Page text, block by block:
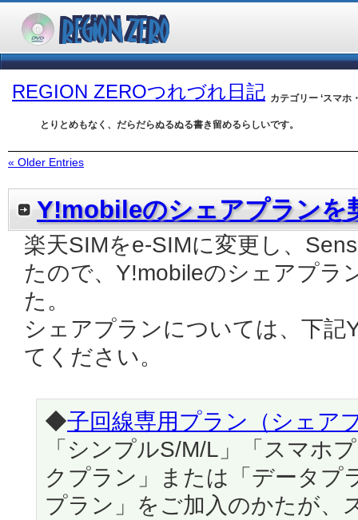
REGION ZEROつれづれ日記 カテゴリー ‘スマホ
とりとめもなく、だらだらぬるぬる書き留めるらしいです。
« Older Entries
Y!mobileのシェアプランを
楽天SIMをe-SIMに変更し、
たので、Y!mobileのシェアプラ
た。
シェアプランについては、下記
てください。
◆子回線専用プラン（シェア
「シンプルS/M/L」「スマホ
クプラン」または「データプ
プラン」をご加入のかたが、